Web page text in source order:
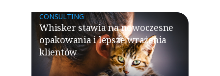
CONSULTING
Whisker stawia na nowoczesne
opakowania i lepsze wrażenia
klientów